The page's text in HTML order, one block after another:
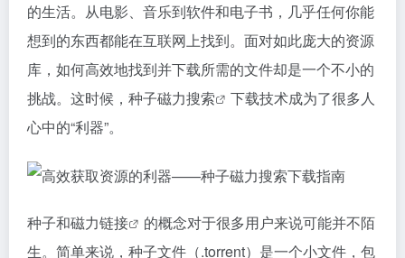
的生活。从电影、音乐到软件和电子书，几乎任何你能
想到的东西都能在互联网上找到。面对如此庞大的资源
库，如何高效地找到并下载所需的文件却是一个不小的
挑战。这时候，种子磁力搜索
下载技术成为了很多人
心中的“利器”。
种子和磁力链接
的概念对于很多用户来说可能并不陌
生。简单来说，种子文件（.torrent）是一个小文件，包